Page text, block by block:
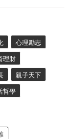
心理勵志
理財
親子天下
哲學